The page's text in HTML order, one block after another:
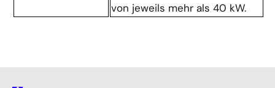
von jeweils mehr als 40 kW.